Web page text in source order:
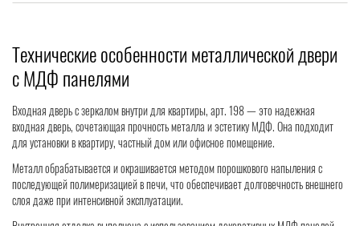
Технические особенности металлической двери
с МДФ панелями
Входная дверь с зеркалом внутри для квартиры, арт. 198 — это надежная
входная дверь, сочетающая прочность металла и эстетику МДФ. Она подходит
для установки в квартиру, частный дом или офисное помещение.
Металл обрабатывается и окрашивается методом порошкового напыления с
последующей полимеризацией в печи, что обеспечивает долговечность внешнего
слоя даже при интенсивной эксплуатации.